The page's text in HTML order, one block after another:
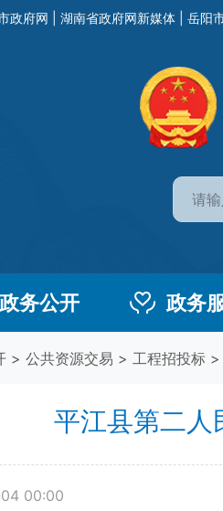
政府网 湖南省政府网新媒体 岳阳
政务公开 政务
> 公共资源交易 > 工程招投标 >
平江县第二人
00:00